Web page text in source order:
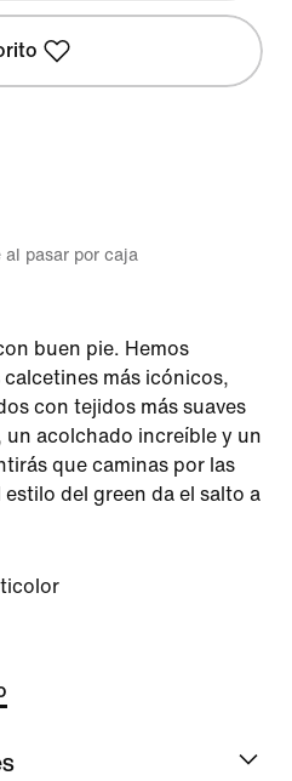
pasar por caja
buen pie. Hemos
más icónicos,
con tejidos más suaves
acolchado increíble y un
que caminas por las
del green da el salto a